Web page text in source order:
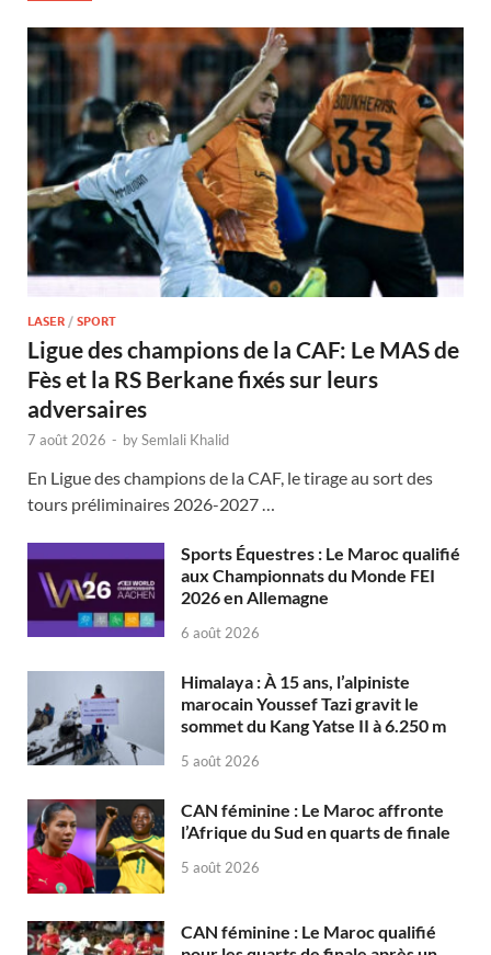
LASER / SPORT
Ligue des champions de la CAF: Le MAS de
Fès et la RS Berkane fixés sur leurs
adversaires
7 août 2026 - bySemlali Khalid
En Ligue des champions de la CAF, le tirage au sort des
tours préliminaires 2026-2027 …
Sports Équestres : Le Maroc qualifié
aux Championnats du Monde FEI
2026 en Allemagne
6 août 2026
Himalaya : À 15 ans, l’alpiniste
marocain Youssef Tazi gravit le
sommet du Kang Yatse II à 6.250 m
5 août 2026
CAN féminine : Le Maroc affronte
l’Afrique du Sud en quarts de finale
5 août 2026
CAN féminine : Le Maroc qualifié